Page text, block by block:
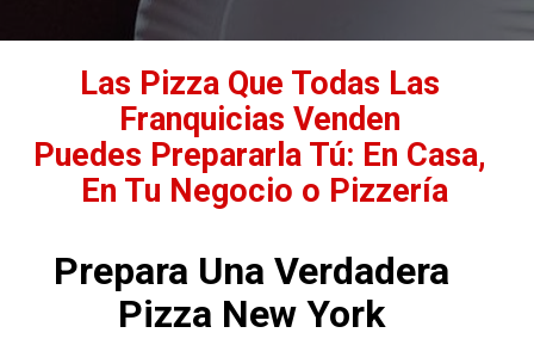
Las Pizza Que Todas Las
Franquicias Venden
Puedes Prepararla Tú: En Casa,
En Tu Negocio o Pizzería
Prepara Una Verdadera
Pizza New York